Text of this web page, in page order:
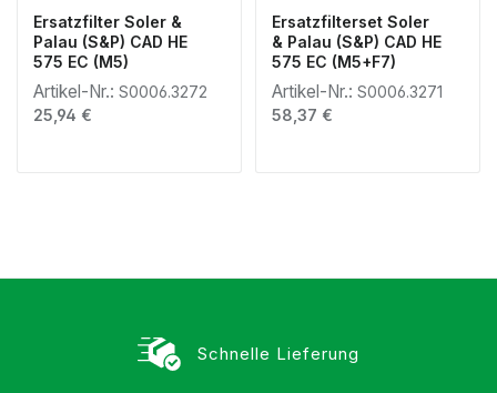
Ersatzfilter Soler &
Palau (S&P) CAD HE
575 EC (M5)
Artikel-Nr.: S0006.3272
Regulärer Preis:
25,94 €
Ersatzfilterset Soler
& Palau (S&P) CAD HE
575 EC (M5+F7)
Artikel-Nr.: S0006.3271
Regulärer Preis:
58,37 €
Schnelle Lieferung